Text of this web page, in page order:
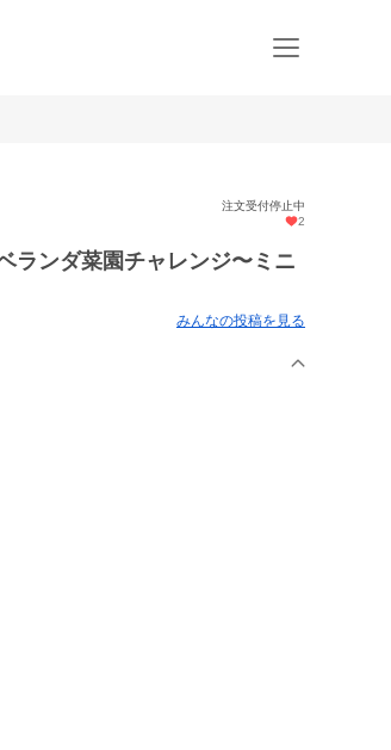
注文受付停止中
2
ランダ菜園チャレンジ〜ミニ
みんなの投稿を見る